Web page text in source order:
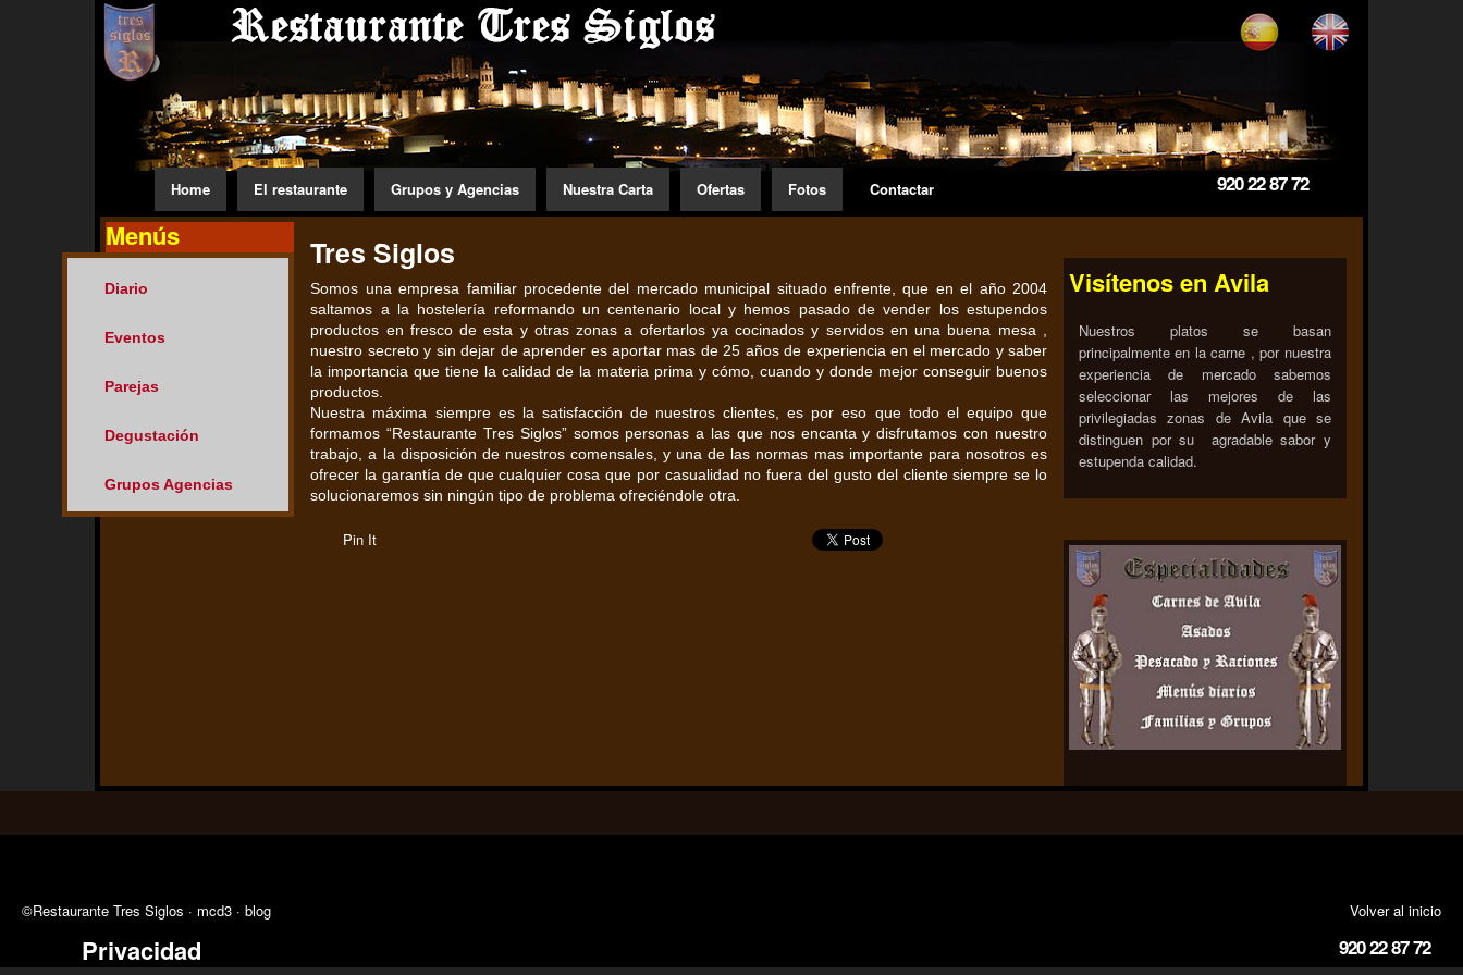
Home El restaurante Grupos y Agencias Nuestra Carta Ofertas Fotos Contactar 920 22 87 72
Menús
Diario
Eventos
Parejas
Degustación
Grupos Agencias
Tres Siglos
Somos una empresa familiar procedente del mercado municipal situado enfrente, que en el año 2004
saltamos a la hostelería reformando un centenario local y hemos pasado de vender los estupendos
productos en fresco de esta y otras zonas a ofertarlos ya cocinados y servidos en una buena mesa ,
nuestro secreto y sin dejar de aprender es aportar mas de 25 años de experiencia en el mercado y saber
la importancia que tiene la calidad de la materia prima y cómo, cuando y donde mejor conseguir buenos
productos.
Nuestra máxima siempre es la satisfacción de nuestros clientes, es por eso que todo el equipo que
formamos “Restaurante Tres Siglos” somos personas a las que nos encanta y disfrutamos con nuestro
trabajo, a la disposición de nuestros comensales, y una de las normas mas importante para nosotros es
ofrecer la garantía de que cualquier cosa que por casualidad no fuera del gusto del cliente siempre se lo
solucionaremos sin ningún tipo de problema ofreciéndole otra.
Pin It
Visítenos en Avila
Nuestros platos se basan
principalmente en la carne , por nuestra
experiencia de mercado sabemos
seleccionar las mejores de las
privilegiadas zonas de Avila que se
distinguen por su agradable sabor y
estupenda calidad.
Volver al inicio
©Restaurante Tres Siglos · mcd3 · blog
Privacidad 920 22 87 72